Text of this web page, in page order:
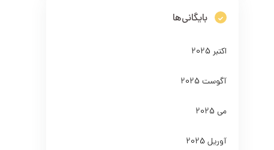
بایگانی‌ها
اکتبر 2025
آگوست 2025
می 2025
آوریل 2025